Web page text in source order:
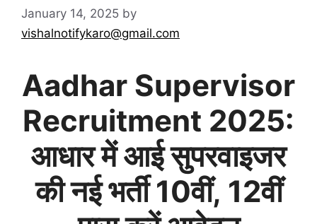
January 14, 2025 by
vishalnotifykaro@gmail.com
Aadhar Supervisor
Recruitment 2025:
आधार में आई सुपरवाइजर
की नई भर्ती 10वीं, 12वीं